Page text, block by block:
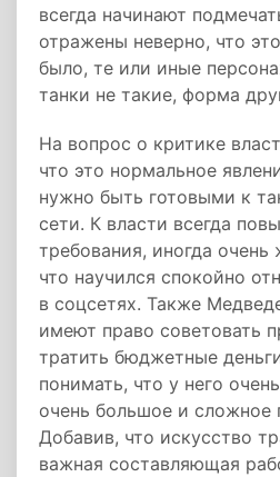
всегда начинают
отражены неверно, что
было, те или иные
танки не такие, форма
На вопрос о критике
что это нормальное
нужно быть готовыми к
сети. К власти всегда
требования, иногда очень
что научился спокойно
в соцсетях. Также
имеют право советовать
тратить бюджетные
понимать, что у него
очень большое и сложное
Добавив, что искусство
важная составляющая